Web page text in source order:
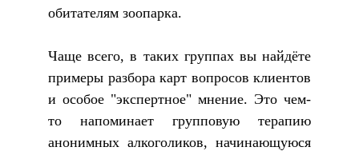
обитателям зоопарка.
Чаще всего, в таких группах вы найдёте
примеры разбора карт вопросов клиентов
и особое "экспертное" мнение. Это чем-
то напоминает групповую терапию
анонимных алкоголиков, начинающуюся